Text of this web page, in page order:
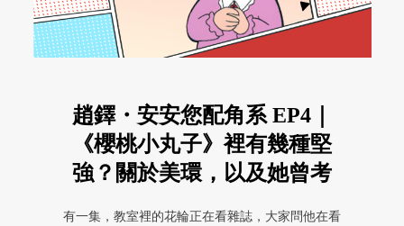
趙鐸・安安您配角系 EP4｜
《櫻桃小丸子》裡有幾種堅
強？關於美環，以及她曾考
有一集，教室裡的花輪正在看雜誌，大家問他在看